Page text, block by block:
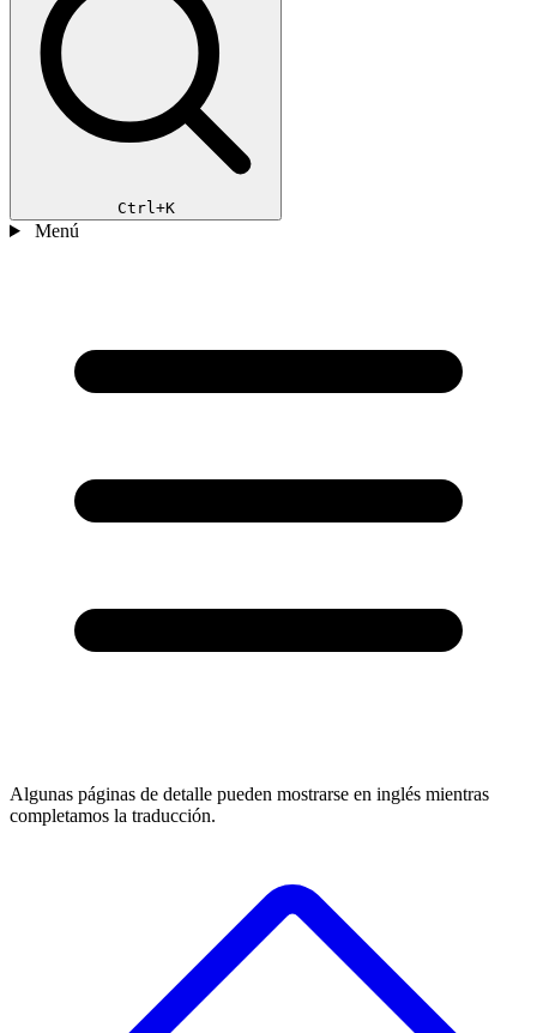
Ctrl+K
Menú
Algunas páginas de detalle pueden mostrarse en inglés mientras
completamos la traducción.